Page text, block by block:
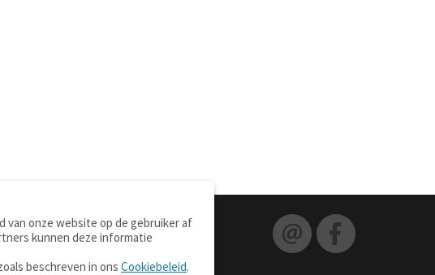
van onze website op de gebruiker af
kunnen deze informatie
beschreven in ons Cookiebeleid.